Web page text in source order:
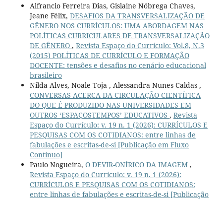
Alfrancio Ferreira Dias, Gislaine Nóbrega Chaves,
Jeane Félix, DESAFIOS DA TRANSVERSALIZAÇÃO DE
GÊNERO NOS CURRÍCULOS: UMA ABORDAGEM NAS
POLÍTICAS CURRICULARES DE TRANSVERSALIZAÇÃO
DE GÊNERO , Revista Espaço do Currículo: Vol.8, N.3
(2015) POLÍTICAS DE CURRÍCULO E FORMAÇÃO
DOCENTE: tensões e desafios no cenário educacional
brasileiro
Nilda Alves, Noale Toja , Alessandra Nunes Caldas ,
CONVERSAS ACERCA DA CIRCULAÇÃO CIENTÍFICA
DO QUE É PRODUZIDO NAS UNIVERSIDADES EM
OUTROS ‘ESPAÇOSTEMPOS’ EDUCATIVOS , Revista
Espaço do Currículo: v. 19 n. 1 (2026): CURRÍCULOS E
PESQUISAS COM OS COTIDIANOS: entre linhas de
fabulações e escritas-de-si [Publicação em Fluxo
Contínuo]
Paulo Nogueira, O DEVIR-ONÍRICO DA IMAGEM ,
Revista Espaço do Currículo: v. 19 n. 1 (2026):
CURRÍCULOS E PESQUISAS COM OS COTIDIANOS:
entre linhas de fabulações e escritas-de-si [Publicação